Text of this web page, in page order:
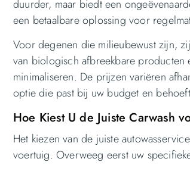
duurder, maar biedt een
een betaalbare oplossing voor
Voor degenen die milieubewust zijn,
van biologisch afbreekbare producten
minimaliseren. De prijzen variëren
optie die past bij uw budget en
Hoe Kiest U de Juiste Carwash
Het kiezen van de juiste
voertuig. Overweeg eerst uw